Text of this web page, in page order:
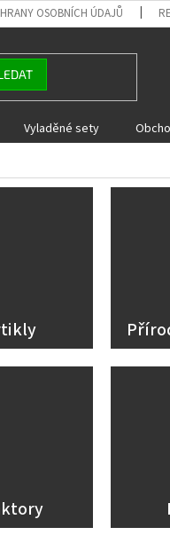
OSOBNÍCH ÚDAJŮ
Vyladěné sety